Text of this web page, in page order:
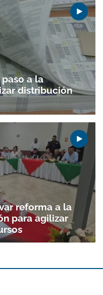
nuestro boletín.
ACEPTAR
a la
distribución
reforma a la
para agilizar